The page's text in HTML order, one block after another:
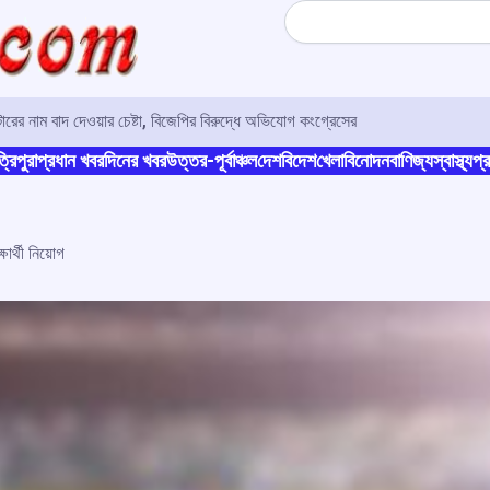
Search
নাম বাদ দেওয়ার চেষ্টা, বিজেপির বিরুদ্ধে অভিযোগ কংগ্রেসের
প্রধান খবরদিনের খবরউত্তর-পূর্বাঞ্চলদেশবিদেশখেলাবিনোদনবাণিজ্যস্বাস্থ্য
নিয়োগ